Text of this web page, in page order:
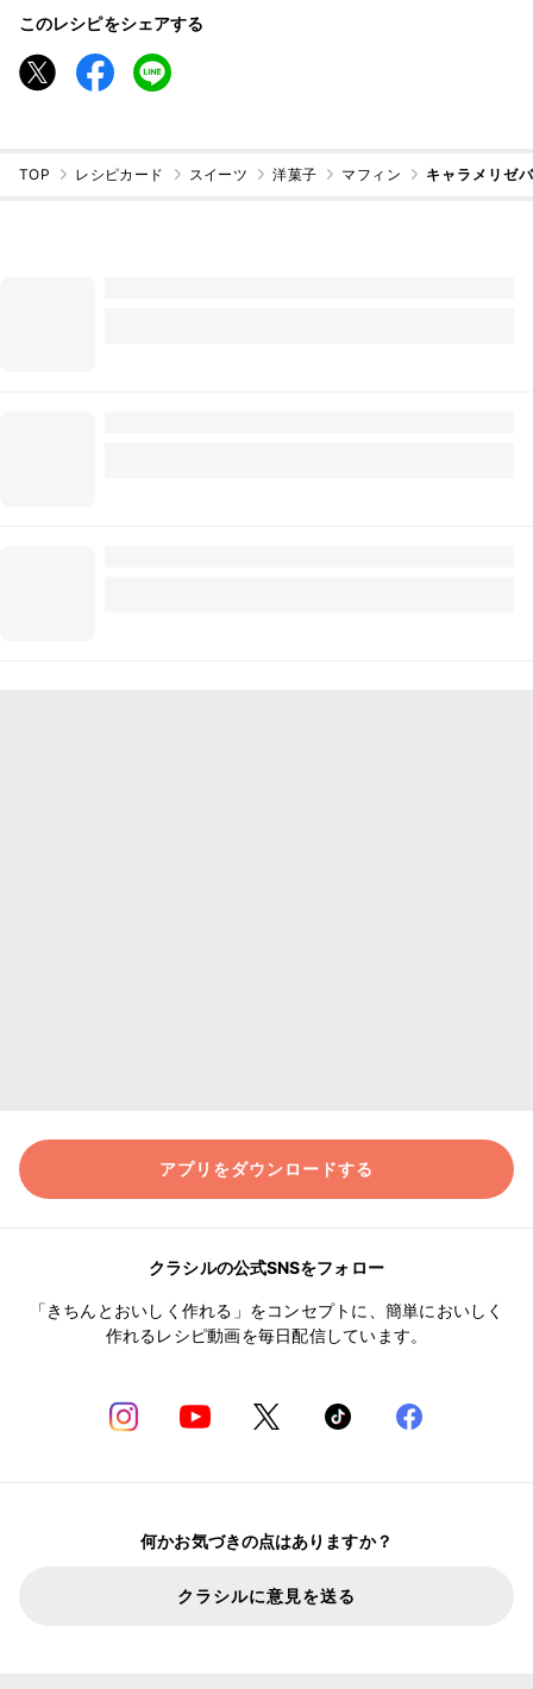
このレシピをシェアする
TOP レシピカード スイーツ 洋菓子 マフィン キャラメリゼ
アプリをダウンロードする
クラシルの公式SNSをフォロー
「きちんとおいしく作れる」をコンセプトに、簡単においしく
作れるレシピ動画を毎日配信しています。
何かお気づきの点はありますか？
クラシルに意見を送る